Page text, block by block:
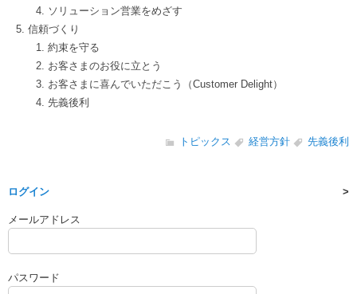
ソリューション営業をめざす
信頼づくり
約束を守る
お客さまのお役に立とう
お客さまに喜んでいただこう（Customer Delight）
先義後利
トピックス 経営方針 先義後利
ログイン
メールアドレス
パスワード